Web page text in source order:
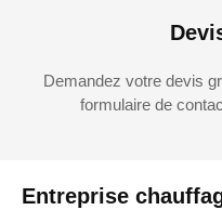
Entreprise
Demandez votre devis
formulaire de